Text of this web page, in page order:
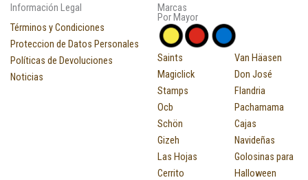
Información Legal
Términos y Condiciones
Proteccion de Datos Personales
Políticas de Devoluciones
Noticias
Marcas
Por Mayor
Saints
Magiclick
Stamps
Ocb
Schön
Gizeh
Las Hojas
Cerrito
Van Häasen
Don José
Flandria
Pachamama
Cajas
Navideñas
Golosinas para
Halloween